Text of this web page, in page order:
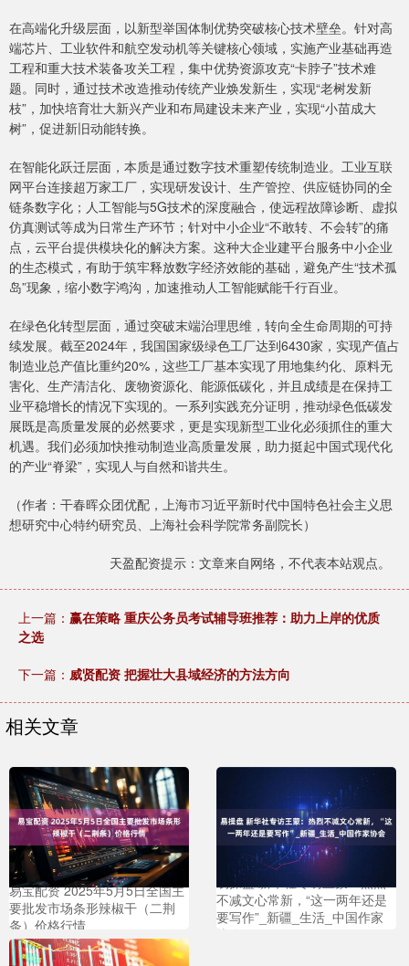
在高端化升级层面，以新型举国体制优势突破核心技术壁垒。针对高
端芯片、工业软件和航空发动机等关键核心领域，实施产业基础再造
工程和重大技术装备攻关工程，集中优势资源攻克“卡脖子”技术难
题。同时，通过技术改造推动传统产业焕发新生，实现“老树发新
枝”，加快培育壮大新兴产业和布局建设未来产业，实现“小苗成大
树”，促进新旧动能转换。
在智能化跃迁层面，本质是通过数字技术重塑传统制造业。工业互联
网平台连接超万家工厂，实现研发设计、生产管控、供应链协同的全
链条数字化；人工智能与5G技术的深度融合，使远程故障诊断、虚拟
仿真测试等成为日常生产环节；针对中小企业“不敢转、不会转”的痛
点，云平台提供模块化的解决方案。这种大企业建平台服务中小企业
的生态模式，有助于筑牢释放数字经济效能的基础，避免产生“技术孤
岛”现象，缩小数字鸿沟，加速推动人工智能赋能千行百业。
在绿色化转型层面，通过突破末端治理思维，转向全生命周期的可持
续发展。截至2024年，我国国家级绿色工厂达到6430家，实现产值占
制造业总产值比重约20%，这些工厂基本实现了用地集约化、原料无
害化、生产清洁化、废物资源化、能源低碳化，并且成绩是在保持工
业平稳增长的情况下实现的。一系列实践充分证明，推动绿色低碳发
展既是高质量发展的必然要求，更是实现新型工业化必须抓住的重大
机遇。我们必须加快推动制造业高质量发展，助力挺起中国式现代化
的产业“脊梁”，实现人与自然和谐共生。
（作者：干春晖众团优配，上海市习近平新时代中国特色社会主义思
想研究中心特约研究员、上海社会科学院常务副院长）
天盈配资提示：文章来自网络，不代表本站观点。
上一篇： 赢在策略 重庆公务员考试辅导班推荐：助力上岸的优质
之选
下一篇： 威贤配资 把握壮大县域经济的方法方向
相关文章
易宝配资 2025年5月5日全国主
要批发市场条形辣椒干（二荆
条）价格行情
易操盘 新华社专访王蒙：热烈
不减文心常新，“这一两年还是
要写作”_新疆_生活_中国作家
协会